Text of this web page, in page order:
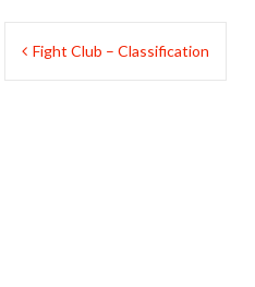
Navigation
Fight Club – Classification